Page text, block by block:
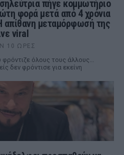
πήγε κομμωτήριο
φορά μετά από 4 χρόνια
απίθανη μεταμόρφωσή της
viral
10 ΏΡΕΣ
φρόντιζε όλους τους άλλους...
δεν φρόντισε για εκείνη